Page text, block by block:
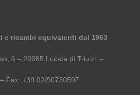
e ricambi equivalenti dal 1963
6 – 20085 Locate di Triulzi –
Fax: +39 02/90730597